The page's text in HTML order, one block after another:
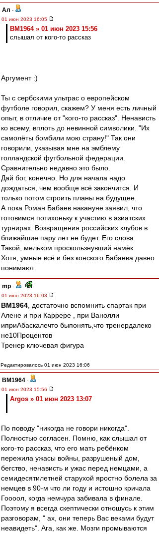
Ал -
01 июн 2023 16:05
BM1964 » 01 июн 2023 15:56
слышал от кого-то рассказ
Аргумент :)
Ты с сербскими ультрас о европейском
футболе говорил, скажем? У меня есть личный
опыт, в отличие от "кого-то рассказ". Ненависть
ко всему, вплоть до невинной символики. "Их
самолёты бомбили мою страну!" Так они
говорили, указывая мне на эмблему
голландской футбольной федерации.
Сравнительно недавно это было.
Дай бог, конечно. Но для начала надо
дождаться, чем вообще всё закончится. И
только потом строить планы на будущее.
А пока Роман Бабаев накануне заявил, что
готовимся потихоньку к участию в азиатских
турнирах. Возвращения российских клубов в
ближайшие пару лет не будет. Его слова.
Такой, мельком проскользнувший намёк.
Хотя, умные всё и без конского Бабаева давно
понимают.
mp -
01 июн 2023 16:03
BM1964 , достаточно вспомнить спартак при
Алене и при Каррере , при Ванолли
иприАбаскалечто быпонять,что тренердалеко
не10Процентов
Тренер ключевая фигура
Редактировалось 01 июн 2023 16:06
BM1964 -
01 июн 2023 15:56
Argos » 01 июн 2023 13:07
По поводу "никогда не говори никогда".
Полностью согласен. Помню, как слышал от
кого-то рассказ, что его мать ребёнком
пережила ужасы войны, разрушеный дом,
бегство, ненависть и ужас перед немцами, а
семидесятилетней старухой яростно болела за
немцев в 90-м что ли году и истошно кричала
Гоооол, когда немчура забивала в финале.
Поэтому я всегда скептически отношусь к этим
разговорам, " ах, они теперь Вас веками будут
неавидеть". Ага, как же. Мозги промываются